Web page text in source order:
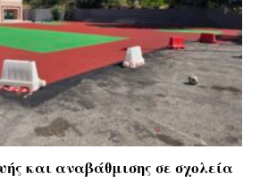
και αναβάθμισης σε σχολεία